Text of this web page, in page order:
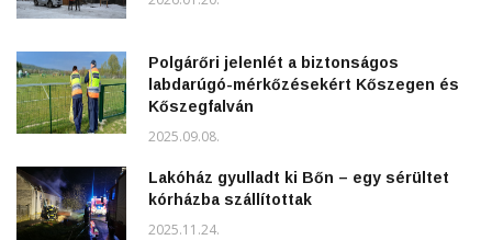
Polgárőri jelenlét a biztonságos
labdarúgó-mérkőzésekért Kőszegen és
Kőszegfalván
2025.09.08.
Lakóház gyulladt ki Bőn – egy sérültet
kórházba szállítottak
2025.11.24.